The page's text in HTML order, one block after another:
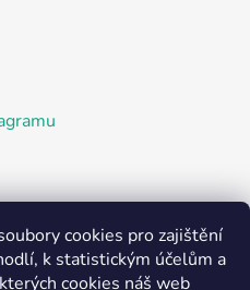
cookies pro zajištění
k statistickým účelům a
cookies náš web